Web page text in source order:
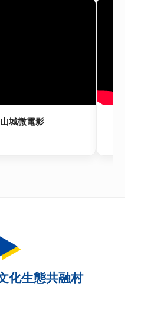
城微電影
化生態共融村